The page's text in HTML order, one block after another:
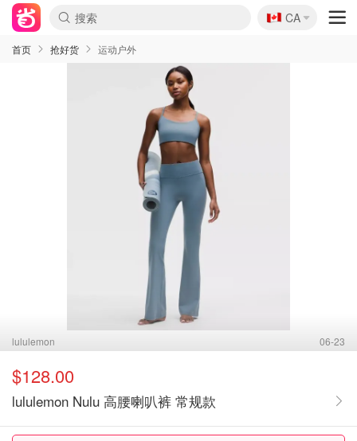
🇨🇦
CA
首页 抢好货 运动户外
lululemon 06-23
$128.00
lululemon Nulu 高腰喇叭裤 常规款